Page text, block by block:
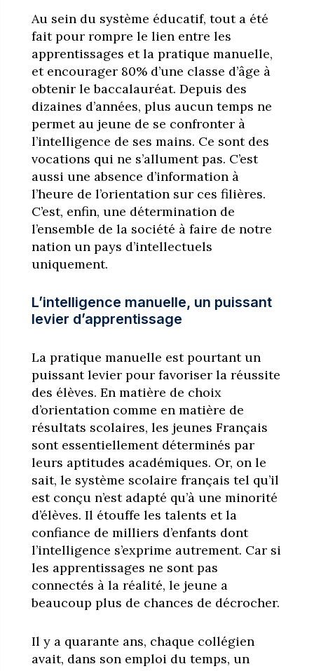
Au sein du système éducatif, tout a été
fait pour rompre le lien entre les
apprentissages et la pratique manuelle,
et encourager 80% d’une classe d’âge à
obtenir le baccalauréat. Depuis des
dizaines d’années, plus aucun temps ne
permet au jeune de se confronter à
l’intelligence de ses mains. Ce sont des
vocations qui ne s’allument pas. C’est
aussi une absence d’information à
l’heure de l’orientation sur ces filières.
C’est, enfin, une détermination de
l’ensemble de la société à faire de notre
nation un pays d’intellectuels
uniquement.
L’intelligence manuelle, un puissant
levier d’apprentissage
La pratique manuelle est pourtant un
puissant levier pour favoriser la réussite
des élèves. En matière de choix
d’orientation comme en matière de
résultats scolaires, les jeunes Français
sont essentiellement déterminés par
leurs aptitudes académiques. Or, on le
sait, le système scolaire français tel qu’il
est conçu n’est adapté qu’à une minorité
d’élèves. Il étouffe les talents et la
confiance de milliers d’enfants dont
l’intelligence s’exprime autrement. Car si
les apprentissages ne sont pas
connectés à la réalité, le jeune a
beaucoup plus de chances de décrocher.
Il y a quarante ans, chaque collégien
avait, dans son emploi du temps, un